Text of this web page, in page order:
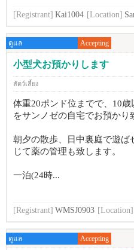
[Registrant] Kai1004 [Location]
ดูแล Accepting
小型犬お預かりします
สัตว์เลี้ยง
体重20ポンド位までで、10歳
をサンノゼの自宅でお預かり
朝夕の散歩、日中裏庭で遊
じて薬の管理も致します。
一泊(24時...
[Registrant] WMSJ0903 [Location]
ดูแล Accepting